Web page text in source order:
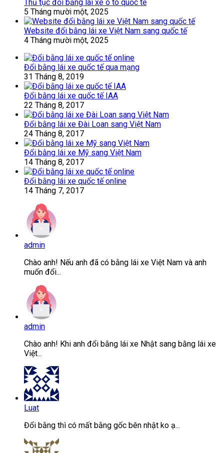
Thủ tục đổi bằng lái xe ô tô quốc tế
5 Tháng mười một, 2025
Website đổi bằng lái xe Việt Nam sang quốc tế
4 Tháng mười một, 2025
Đổi bằng lái xe quốc tế qua mạng
31 Tháng 8, 2019
Đổi bằng lái xe quốc tế IAA
22 Tháng 8, 2017
Đổi bằng lái xe Đài Loan sang Việt Nam
24 Tháng 8, 2017
Đổi bằng lái xe Mỹ sang Việt Nam
14 Tháng 8, 2017
Đổi bằng lái xe quốc tế online
14 Tháng 7, 2017
admin
Chào anh! Nếu anh đã có bằng lái xe Việt Nam và anh
muốn đổi...
admin
Chào anh! Khi anh đổi bằng lái xe Nhật sang bằng lái xe
Việt...
Luat
Đổi bằng thì có mất bằng gốc bên nhật ko ạ...